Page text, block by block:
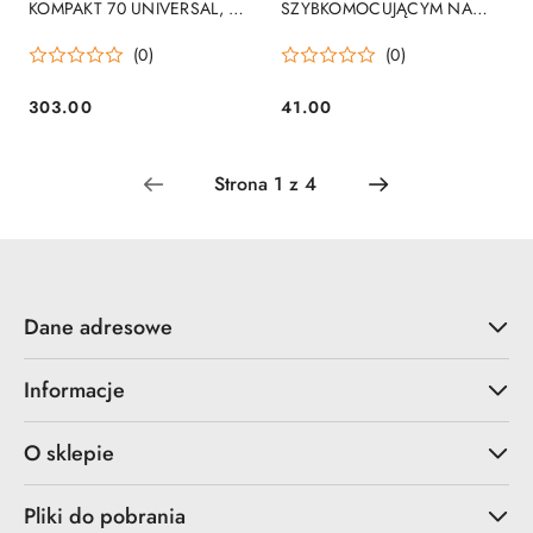
KOMPAKT 70 UNIVERSAL, 32
(0)
Cena:
303.00
SZYBKOMOCUJĄCYM NA
(0)
Cena:
41.00
Dane adresowe
Informacje
O sklepie
Pliki do pobrania